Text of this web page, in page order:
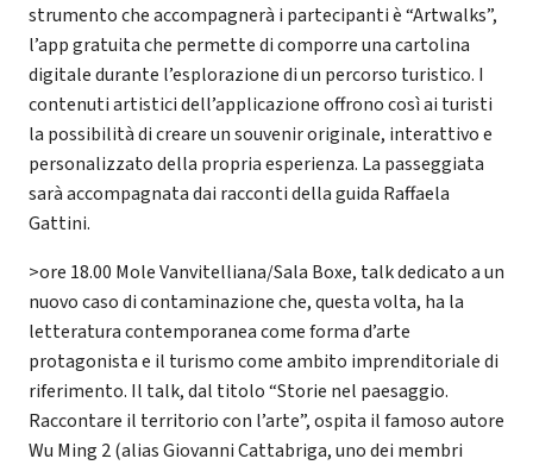
strumento che accompagnerà i partecipanti è “Artwalks”,
l’app gratuita che permette di comporre una cartolina
digitale durante l’esplorazione di un percorso turistico. I
contenuti artistici dell’applicazione offrono così ai turisti
la possibilità di creare un souvenir originale, interattivo e
personalizzato della propria esperienza. La passeggiata
sarà accompagnata dai racconti della guida Raffaela
Gattini.
>ore 18.00 Mole Vanvitelliana/Sala Boxe, talk dedicato a un
nuovo caso di contaminazione che, questa volta, ha la
letteratura contemporanea come forma d’arte
protagonista e il turismo come ambito imprenditoriale di
riferimento. Il talk, dal titolo “Storie nel paesaggio.
Raccontare il territorio con l’arte”, ospita il famoso autore
Wu Ming 2 (alias Giovanni Cattabriga, uno dei membri